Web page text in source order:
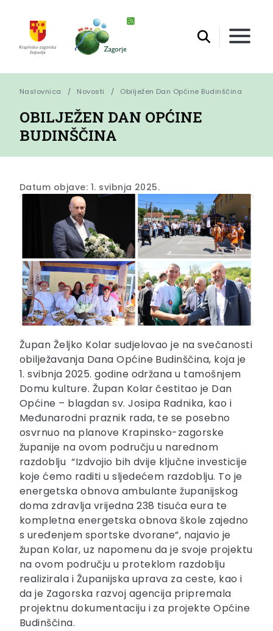
Naslovnica Novosti Obilježen Dan Općine Budinščina
OBILJEŽEN DAN OPĆINE
BUDINŠČINA
Datum objave: 1. svibnja 2025.
Župan Željko Kolar sudjelovao je na svečanosti
obilježavanja Dana Općine Budinščina, koja je
1. svibnja 2025. godine održana u tamošnjem
Domu kulture. Župan Kolar čestitao je Dan
Općine – blagdan sv. Josipa Radnika, kao i
Međunarodni praznik rada, te se posebno
osvrnuo na planove Krapinsko-zagorske
županije na ovom području u narednom
razdoblju “Izdvojio bih dvije ključne investicije
koje ćemo raditi u sljedećem razdoblju. To je
energetska obnova ambulante županijskog
doma zdravlja vrijedna 238 tisuća eura te
kompletna energetska obnova škole zajedno
s uređenjem sportske dvorane”, najavio je
župan Kolar, uz napomenu da je svoje projektu
na ovom području u proteklom razdoblju
realizirala i Županijska uprava za ceste, kao i
da je Zagorska razvoj agencija pripremala
projektnu dokumentaciju i za projekte Općine
Budinščina.